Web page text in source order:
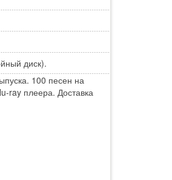
диск).
100 песен на
ray плеера. Доставка